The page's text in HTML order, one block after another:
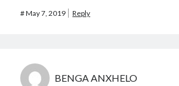
#May 7, 2019 Reply
BENGA ANXHELO